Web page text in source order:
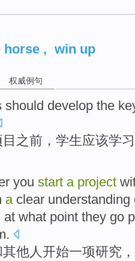
horse , win up
权威例句
should develop the
之前 ， 学生应该学习
you start a project
a clear understanding
at what point they go
.
其他人开始一项研究